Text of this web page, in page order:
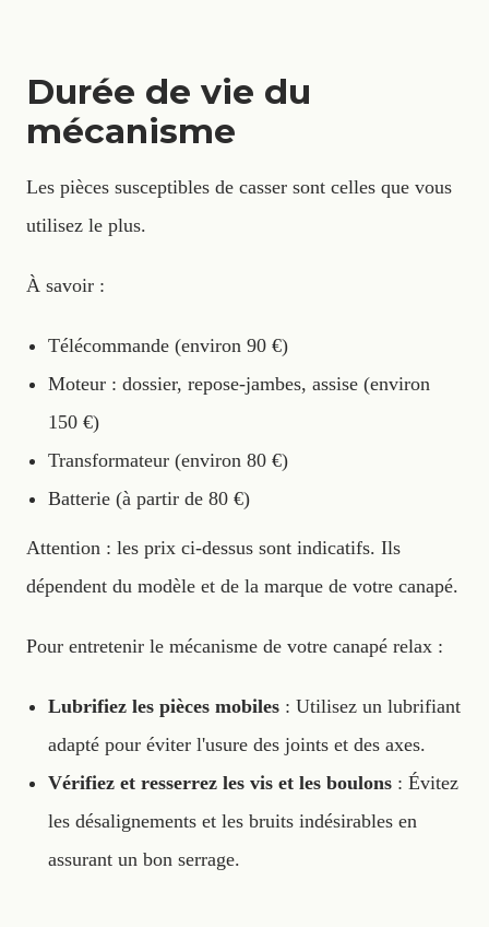
Durée de vie du
mécanisme
Les pièces susceptibles de casser sont celles que vous
utilisez le plus.
À savoir :
Télécommande (environ 90 €)
Moteur : dossier, repose-jambes, assise (environ
150 €)
Transformateur (environ 80 €)
Batterie (à partir de 80 €)
Attention : les prix ci-dessus sont indicatifs. Ils
dépendent du modèle et de la marque de votre canapé.
Pour entretenir le mécanisme de votre canapé relax :
Lubrifiez les pièces mobiles : Utilisez un lubrifiant
adapté pour éviter l'usure des joints et des axes.
Vérifiez et resserrez les vis et les boulons : Évitez
les désalignements et les bruits indésirables en
assurant un bon serrage.